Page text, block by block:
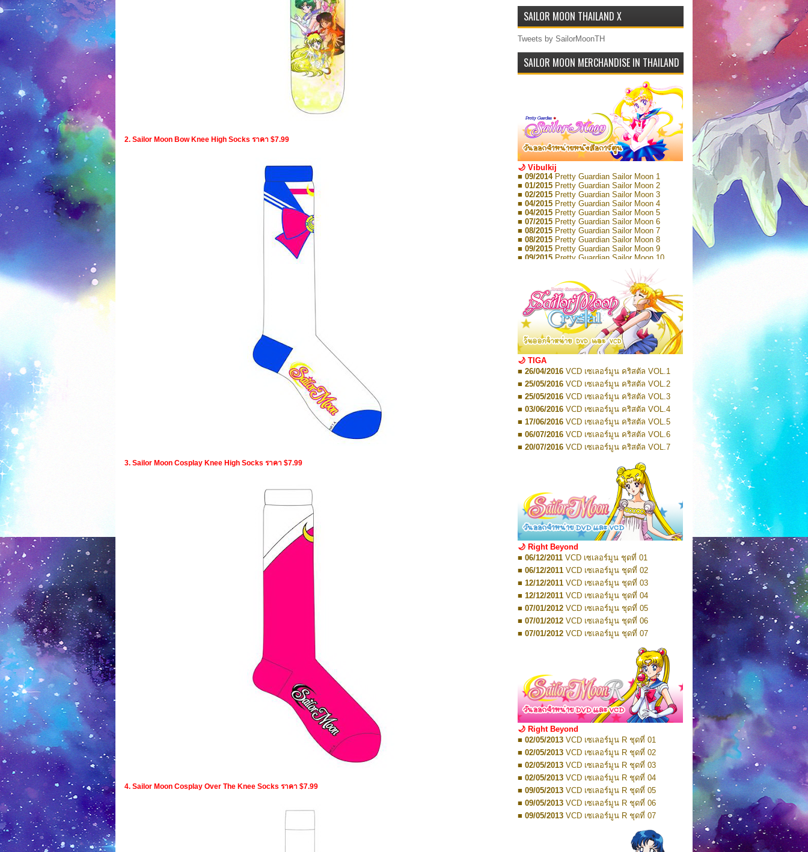
2. Sailor Moon Bow Knee High Socks ราคา $7.99
3. Sailor Moon Cosplay Knee High Socks ราคา $7.99
4. Sailor Moon Cosplay Over The Knee Socks ราคา $7.99
SAILOR MOON THAILAND X
Tweets by SailorMoonTH
SAILOR MOON MERCHANDISE IN THAILAND
🌙 Vibulkij
■ 09/2014 Pretty Guardian Sailor Moon 1
■ 01/2015 Pretty Guardian Sailor Moon 2
■ 02/2015 Pretty Guardian Sailor Moon 3
■ 04/2015 Pretty Guardian Sailor Moon 4
■ 04/2015 Pretty Guardian Sailor Moon 5
■ 07/2015 Pretty Guardian Sailor Moon 6
■ 08/2015 Pretty Guardian Sailor Moon 7
■ 08/2015 Pretty Guardian Sailor Moon 8
■ 09/2015 Pretty Guardian Sailor Moon 9
■ 09/2015 Pretty Guardian Sailor Moon 10
Pretty Guardian Sailor Moon 11
Pretty Guardian Sailor Moon 12
Pretty Guardian Sailor Moon Short
Stories 1
■ 09/2018Pretty Guardian Sailor Moon Short
Stories 2
■ 01/2022Pretty Guardian Sailor Moon Eternal
Edition 1
■ 01/2022Pretty Guardian Sailor Moon Eternal
Edition 2
■ 03/2022Pretty Guardian Sailor Moon Eternal
Edition 3
■ 03/2022Pretty Guardian Sailor Moon Eternal
Edition 4
■ 07/2022Pretty Guardian Sailor Moon Eternal
Edition 5
■ 07/2022Pretty Guardian Sailor Moon Eternal
Edition 6
Pretty Guardian Sailor Moon Eternal
Edition 7
■ 01/2023Pretty Guardian Sailor Moon Eternal
Pretty Guardian Sailor Moon Eternal
Pretty Guardian Sailor Moon Eternal
Edition 10
■ TBA 2026Code Name: Sailor V 1
■ TBA 2026Code Name: Sailor V 2
🌙 TIGA
■ 26/04/2016 VCD เซเลอร์มูน คริสตัล VOL.1
■ 25/05/2016 VCD เซเลอร์มูน คริสตัล VOL.2
■ 25/05/2016 VCD เซเลอร์มูน คริสตัล VOL.3
■ 03/06/2016 VCD เซเลอร์มูน คริสตัล VOL.4
■ 17/06/2016 VCD เซเลอร์มูน คริสตัล VOL.5
■ 06/07/2016 VCD เซเลอร์มูน คริสตัล VOL.6
■ 20/07/2016 VCD เซเลอร์มูน คริสตัล VOL.7
VCD เซเลอร์มูน คริสตัล VOL.9
VCD เซเลอร์มูน คริสตัล VOL.10
■ 10/08/2016
VCD เซเลอร์มูน คริสตัล VOL.11
■ 10/08/2016VCD เซเลอร์มูน คริสตัล VOL.12
■ 17/08/2016VCD เซเลอร์มูน คริสตัล VOL.13
■ 26/05/2016 DVD เซเลอร์มูน คริสตัล VOL.1
■ 08/07/2016DVD เซเลอร์มูน คริสตัล VOL.2
■ 19/08/2016 DVD เซเลอร์มูน คริสตัล VOL.3
■ 08/09/2016 DVD เซเลอร์มูน คริสตัล VOL.4
■ 07/10/2016 DVD เซเลอร์มูน คริสตัล VOL.5
■ 28/10/2016 DVD เซเลอร์มูน คริสตัล VOL.6
■ 17/11/2016DVD เซเลอร์มูน คริสตัล VOL.7
■ 17/11/2016DVD เซเลอร์มูน คริสตัล VOL.8
■ 01/01/2017 DVD เซเลอร์มูน คริสตัล Box-Set
🌙 Right Beyond
■ 06/12/2011 VCD เซเลอร์มูน ชุดที่ 01
■ 06/12/2011 VCD เซเลอร์มูน ชุดที่ 02
■ 12/12/2011 VCD เซเลอร์มูน ชุดที่ 03
■ 12/12/2011 VCD เซเลอร์มูน ชุดที่ 04
■ 07/01/2012 VCD เซเลอร์มูน ชุดที่ 05
■ 07/01/2012 VCD เซเลอร์มูน ชุดที่ 06
■ 07/01/2012 VCD เซเลอร์มูน ชุดที่ 07
VCD เซเลอร์มูน ชุดที่ 08
VCD เซเลอร์มูน ชุดที่ 09
VCD เซเลอร์มูน ชุดที่ 10
■ 19/01/2012 VCD เซเลอร์มูน ชุดที่ 11
■ 19/01/2012VCD เซเลอร์มูน ชุดที่ 12
■ 26/01/2012VCD เซเลอร์มูน ชุดที่ 13
■ 26/01/2012VCD เซเลอร์มูน ชุดที่ 14
■ 02/02/2012 VCD เซเลอร์มูน ชุดที่ 15
VCD เซเลอร์มูน ชุดที่ 16
VCD เซเลอร์มูน ชุดที่ 17
VCD เซเลอร์มูน ชุดที่ 18
VCD เซเลอร์มูน ชุดที่ 19
VCD เซเลอร์มูน ชุดที่ 20
VCD เซเลอร์มูน ชุดที่ 21
VCD เซเลอร์มูน ชุดที่ 22
VCD เซเลอร์มูน ชุดที่ 23
DVD เซเลอร์มูน ชุดที่ 01
🌙 Right Beyond
■ 02/05/2013 VCD เซเลอร์มูน R ชุดที่ 01
■ 02/05/2013 VCD เซเลอร์มูน R ชุดที่ 02
■ 02/05/2013 VCD เซเลอร์มูน R ชุดที่ 03
■ 02/05/2013 VCD เซเลอร์มูน R ชุดที่ 04
■ 09/05/2013 VCD เซเลอร์มูน R ชุดที่ 05
■ 09/05/2013 VCD เซเลอร์มูน R ชุดที่ 06
■ 09/05/2013 VCD เซเลอร์มูน R ชุดที่ 07
VCD เซเลอร์มูน R ชุดที่ 08
VCD เซเลอร์มูน R ชุดที่ 09